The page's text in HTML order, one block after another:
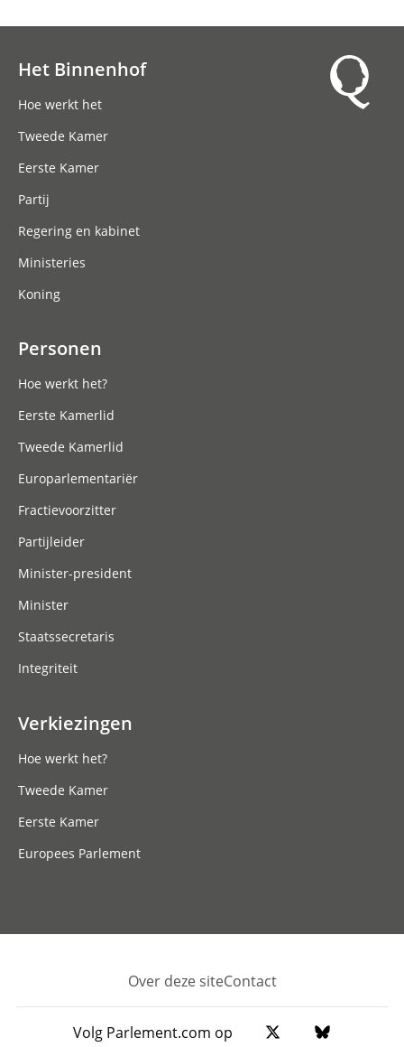
Het Binnenhof
Hoe werkt het
Tweede Kamer
Eerste Kamer
Partij
Regering en kabinet
Ministeries
Koning
Personen
Hoe werkt het?
Eerste Kamerlid
Tweede Kamerlid
Europarlementariër
Fractievoorzitter
Partijleider
Minister-president
Minister
Staatssecretaris
Integriteit
Verkiezingen
Hoe werkt het?
Tweede Kamer
Eerste Kamer
Europees Parlement
Footer
Over deze siteContact
Volg Parlement.com op